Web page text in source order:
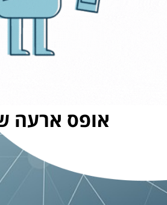
אופס ארעה